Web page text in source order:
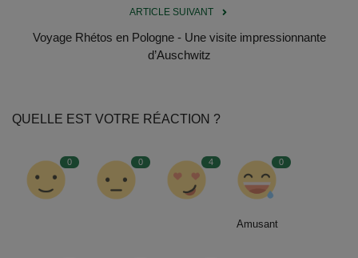
ARTICLE SUIVANT
Voyage Rhétos en Pologne - Une visite impressionnante
d’Auschwitz
QUELLE EST VOTRE RÉACTION ?
0 0 4 0
Amusant